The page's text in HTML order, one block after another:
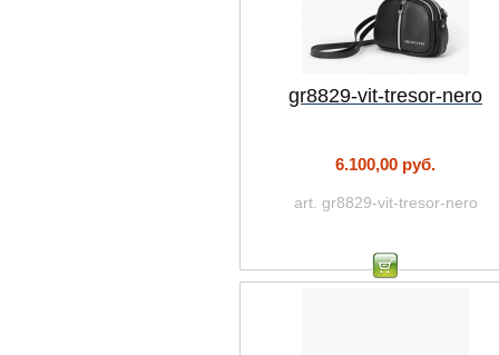
gr8829-vit-tresor-nero
6.100,00 руб.
art. gr8829-vit-tresor-nero